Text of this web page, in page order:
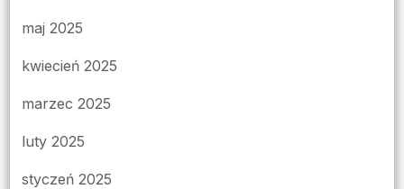
maj 2025
kwiecień 2025
marzec 2025
luty 2025
styczeń 2025